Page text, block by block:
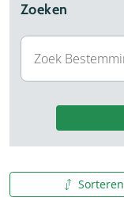
Zoeken
Sorteren
A tot Z